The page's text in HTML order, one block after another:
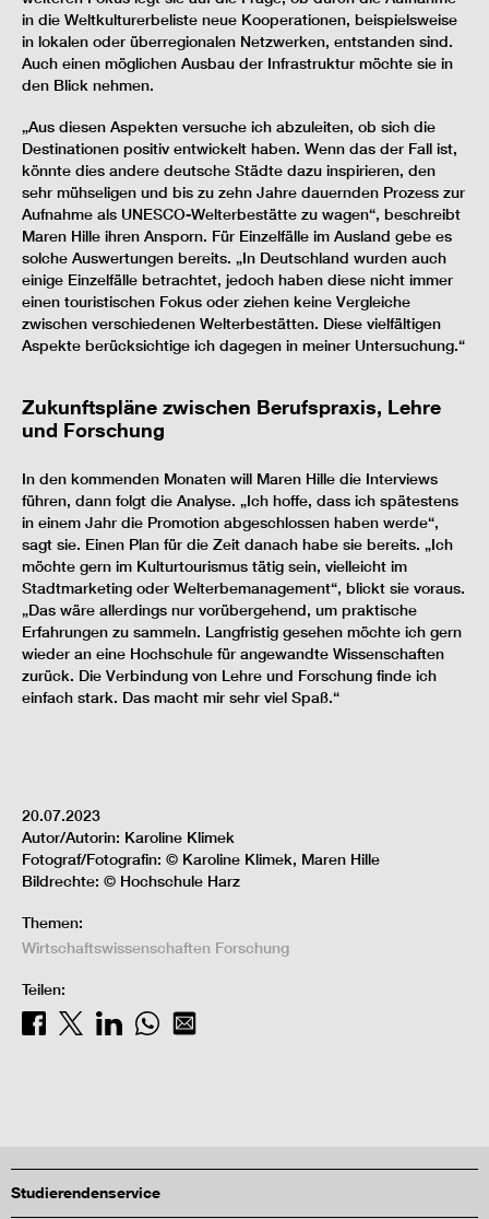
in die Weltkulturerbeliste neue Kooperationen, beispielsweise
in lokalen oder überregionalen Netzwerken, entstanden sind.
Auch einen möglichen Ausbau der Infrastruktur möchte sie in
den Blick nehmen.
„Aus diesen Aspekten versuche ich abzuleiten, ob sich die
Destinationen positiv entwickelt haben. Wenn das der Fall ist,
könnte dies andere deutsche Städte dazu inspirieren, den
sehr mühseligen und bis zu zehn Jahre dauernden Prozess zur
Aufnahme als UNESCO-Welterbestätte zu wagen“, beschreibt
Maren Hille ihren Ansporn. Für Einzelfälle im Ausland gebe es
solche Auswertungen bereits. „In Deutschland wurden auch
einige Einzelfälle betrachtet, jedoch haben diese nicht immer
einen touristischen Fokus oder ziehen keine Vergleiche
zwischen verschiedenen Welterbestätten. Diese vielfältigen
Aspekte berücksichtige ich dagegen in meiner Untersuchung.“
Zukunftspläne zwischen Berufspraxis, Lehre
und Forschung
In den kommenden Monaten will Maren Hille die Interviews
führen, dann folgt die Analyse. „Ich hoffe, dass ich spätestens
in einem Jahr die Promotion abgeschlossen haben werde“,
sagt sie. Einen Plan für die Zeit danach habe sie bereits. „Ich
möchte gern im Kulturtourismus tätig sein, vielleicht im
Stadtmarketing oder Welterbemanagement“, blickt sie voraus.
„Das wäre allerdings nur vorübergehend, um praktische
Erfahrungen zu sammeln. Langfristig gesehen möchte ich gern
wieder an eine Hochschule für angewandte Wissenschaften
zurück. Die Verbindung von Lehre und Forschung finde ich
einfach stark. Das macht mir sehr viel Spaß.“
20.07.2023
Autor/Autorin: Karoline Klimek
Fotograf/Fotografin: © Karoline Klimek, Maren Hille
Bildrechte: © Hochschule Harz
Themen:
Wirtschaftswissenschaften Forschung
Teilen:
Studierendenservice